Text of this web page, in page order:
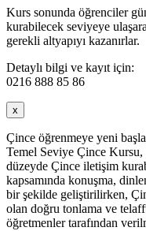
Kurs sonunda öğrenciler
kurabilecek seviyeye
gerekli altyapıyı kazanırlar.
Detaylı bilgi ve kayıt için:
0216 888 85 86
x
Çince öğrenmeye yeni
Temel Seviye Çince Kursu,
düzeyde Çince iletişim
kapsamında konuşma,
bir şekilde geliştirilirken,
olan doğru tonlama ve
öğretmenler tarafından